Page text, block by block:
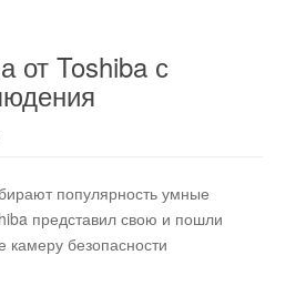
от Toshiba с
популярность умные
представил свою и пошли
камеру безопасности